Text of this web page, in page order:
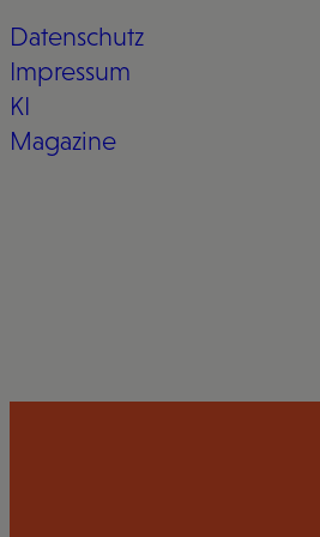
Datenschutz
Impressum
KI
Magazine